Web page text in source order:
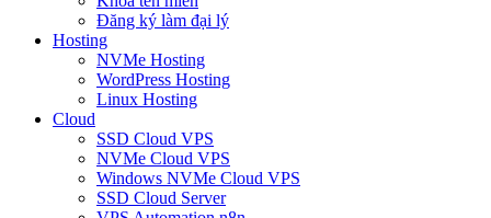
Đăng ký làm đại lý
Hosting
NVMe Hosting
WordPress Hosting
Linux Hosting
Cloud
SSD Cloud VPS
NVMe Cloud VPS
Windows NVMe Cloud VPS
SSD Cloud Server